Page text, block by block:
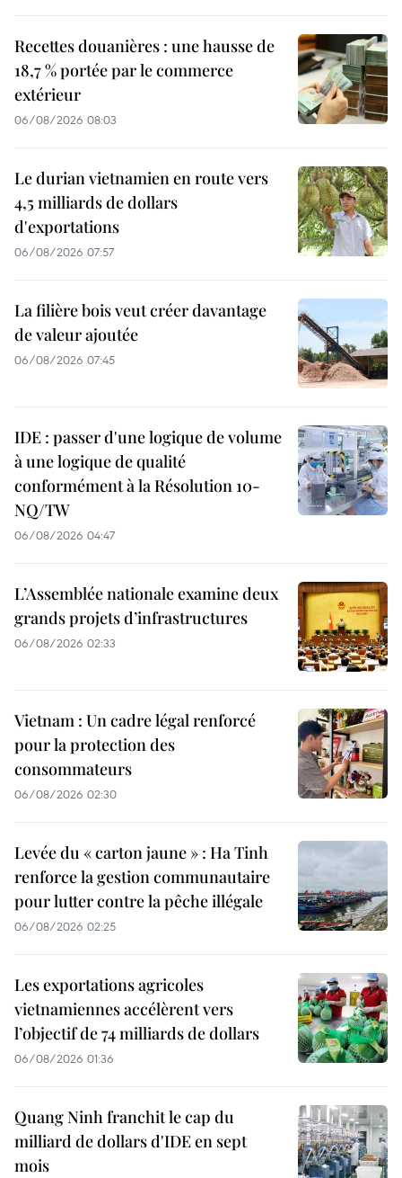
Recettes douanières : une hausse de
18,7 % portée par le commerce
extérieur
06/08/2026 08:03
Le durian vietnamien en route vers
4,5 milliards de dollars
d'exportations
06/08/2026 07:57
La filière bois veut créer davantage
de valeur ajoutée
06/08/2026 07:45
IDE : passer d'une logique de volume
à une logique de qualité
conformément à la Résolution 10-
NQ/TW
06/08/2026 04:47
L’Assemblée nationale examine deux
grands projets d’infrastructures
06/08/2026 02:33
Vietnam : Un cadre légal renforcé
pour la protection des
consommateurs
06/08/2026 02:30
Levée du « carton jaune » : Ha Tinh
renforce la gestion communautaire
pour lutter contre la pêche illégale
06/08/2026 02:25
Les exportations agricoles
vietnamiennes accélèrent vers
l’objectif de 74 milliards de dollars
06/08/2026 01:36
Quang Ninh franchit le cap du
milliard de dollars d'IDE en sept
mois